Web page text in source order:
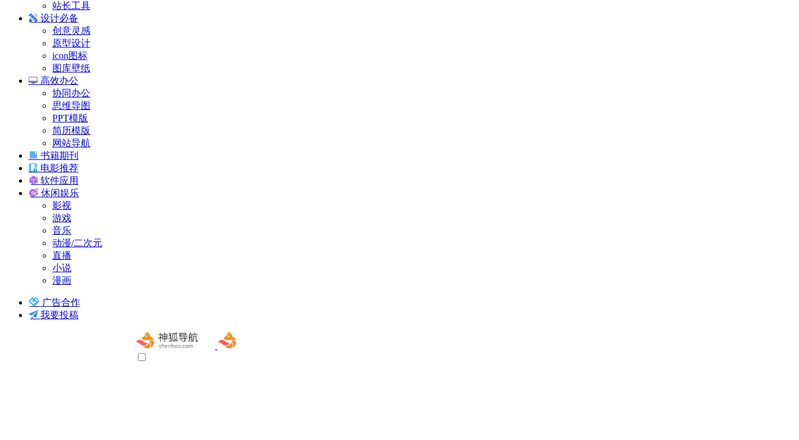
站长工具
设计必备
创意灵感
原型设计
icon图标
图库壁纸
高效办公
协同办公
思维导图
PPT模版
简历模版
网站导航
书籍期刊
电影推荐
软件应用
休闲娱乐
影视
游戏
音乐
动漫/二次元
直播
小说
漫画
广告合作
我要投稿